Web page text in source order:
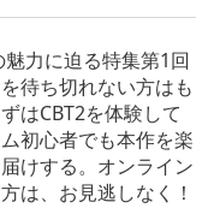
魅力に迫る特集第1回
待ち切れない方はも
はCBT2を体験して
初心者でも本作を楽
けする。オンライン
は、お見逃しなく！